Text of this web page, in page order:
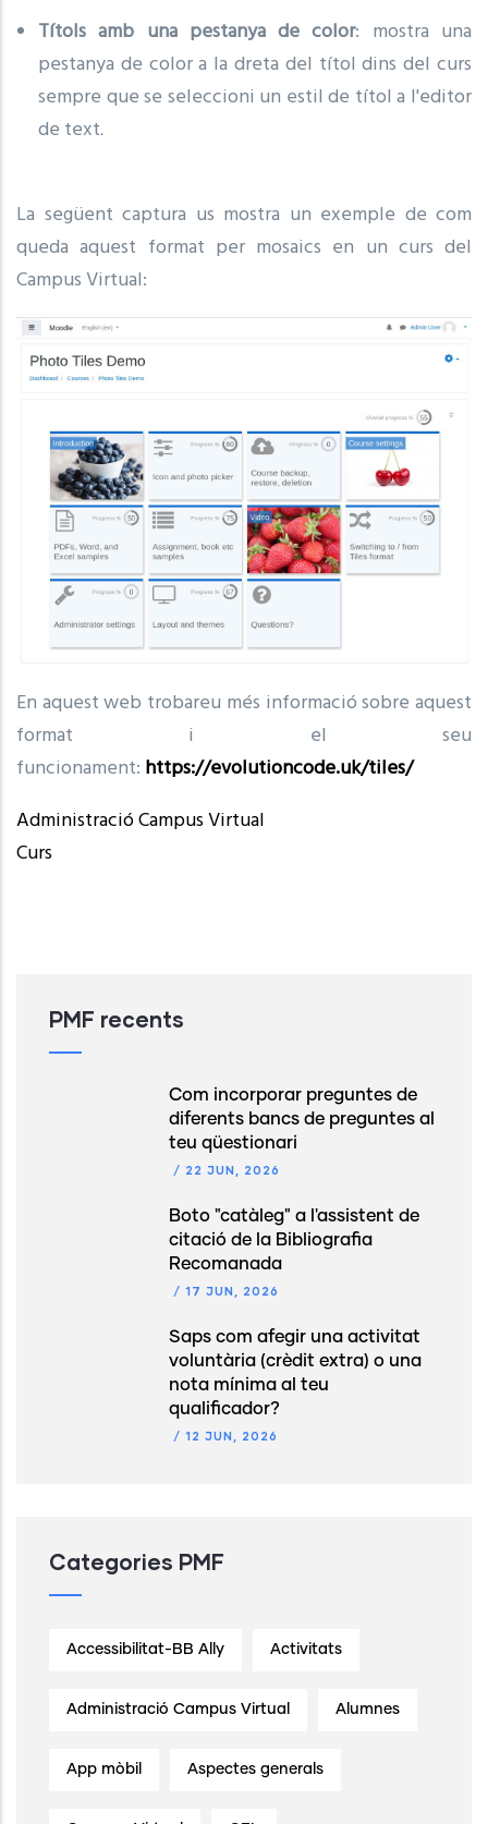
Títols amb una pestanya de color: mostra una
pestanya de color a la dreta del títol dins del curs
sempre que se seleccioni un estil de títol a l'editor
de text.
La següent captura us mostra un exemple de com
queda aquest format per mosaics en un curs del
Campus Virtual:
En aquest web trobareu més informació sobre aquest
format i el seu
funcionament: https://evolutioncode.uk/tiles/
Administració Campus Virtual
Curs
PMF recents
Com incorporar preguntes de
diferents bancs de preguntes al
teu qüestionari
/ 22 JUN, 2026
Boto "catàleg" a l'assistent de
citació de la Bibliografia
Recomanada
/ 17 JUN, 2026
Saps com afegir una activitat
voluntària (crèdit extra) o una
nota mínima al teu
qualificador?
/ 12 JUN, 2026
Categories PMF
Accessibilitat-BB Ally Activitats
Administració Campus Virtual Alumnes
App mòbil Aspectes generals